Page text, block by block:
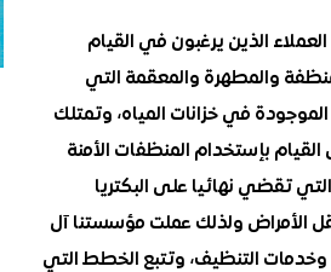
الذين يرغبون في القيام
والمطهرة والمعقمة التي
في خزانات المياه، وتمتلك
بإستخدام المنظفات الأمنة
تقضي نهائيا على البكتريا
الأمراض ولذلك عملت مؤسستنا آل
وخدمات التنظيف، وتتبع الخطط التي